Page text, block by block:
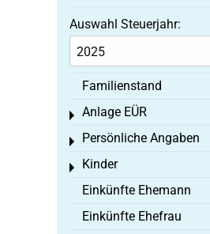
Auswahl Steuerjahr:
Familienstand
Anlage EÜR
Toggle menu
Persönliche Angaben
Toggle menu
Kinder
Toggle menu
Einkünfte Ehemann
Einkünfte Ehefrau